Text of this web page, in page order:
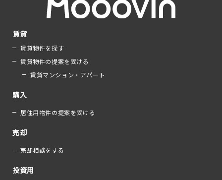
賃貸
賃貸物件を探す
賃貸物件の提案を受ける
賃貸マンション・アパート
購入
居住用物件の提案を受ける
売却
売却相談をする
投資用